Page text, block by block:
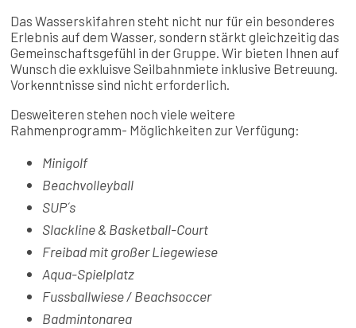
Das Wasserskifahren steht nicht nur für ein besonderes
Erlebnis auf dem Wasser, sondern stärkt gleichzeitig das
Gemeinschaftsgefühl in der Gruppe. Wir bieten Ihnen auf
Wunsch die exkluisve Seilbahnmiete inklusive Betreuung.
Vorkenntnisse sind nicht erforderlich.
Desweiteren stehen noch viele weitere
Rahmenprogramm- Möglichkeiten zur Verfügung:
Minigolf
Beachvolleyball
SUP´s
Slackline & Basketball-Court
Freibad mit großer Liegewiese
Aqua-Spielplatz
Fussballwiese / Beachsoccer
Badmintonarea